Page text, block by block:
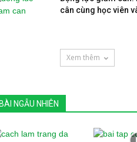
cân cùng học viên
Xem thêm
BÀI NGẪU NHIÊN